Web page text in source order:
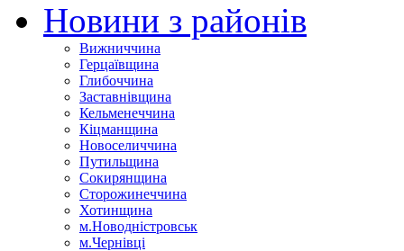
Новини з районів
Вижниччина
Герцаївщина
Глибоччина
Заставнівщина
Кельменеччина
Кіцманщина
Новоселиччина
Путильщина
Сокирянщина
Сторожинеччина
Хотинщина
м.Новодністровськ
м.Чернівці